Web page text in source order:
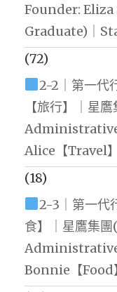
Founder:
Graduate)｜
(72)
2-2｜第一代
【旅行】｜星
Alice【Travel
(18)
2-3｜第一代
食】｜星鷹集
Bonnie【Food